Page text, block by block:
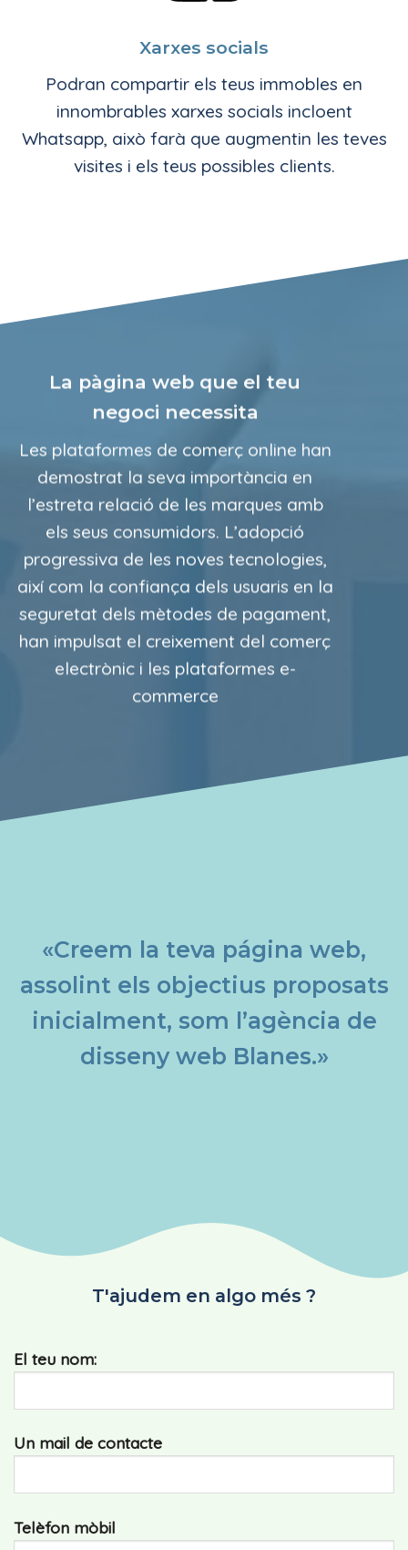
Xarxes socials
Podran compartir els teus immobles en
innombrables xarxes socials incloent
Whatsapp, això farà que augmentin les teves
visites i els teus possibles clients.
La pàgina web que el teu
negoci necessita
Les plataformes de comerç online han
demostrat la seva importància en
l’estreta relació de les marques amb
els seus consumidors. L’adopció
progressiva de les noves tecnologies,
així com la confiança dels usuaris en la
seguretat dels mètodes de pagament,
han impulsat el creixement del comerç
electrònic i les plataformes e-
commerce
«Creem la teva página web,
assolint els objectius proposats
inicialment, som l’agència de
disseny web Blanes.»
T'ajudem en algo més ?
El teu nom:
Un mail de contacte
Telèfon mòbil